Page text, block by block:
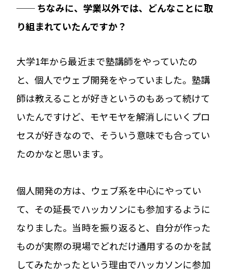
── ちなみに、学業以外では、どんなことに取
り組まれていたんですか？
大学1年から最近まで塾講師をやっていたの
と、個人でウェブ開発をやっていました。塾講
師は教えることが好きというのもあって続けて
いたんですけど、モヤモヤを解消しにいくプロ
セスが好きなので、そういう意味でも合ってい
たのかなと思います。
個人開発の方は、ウェブ系を中心にやってい
て、その延長でハッカソンにも参加するように
なりました。当時を振り返ると、自分が作った
ものが実際の現場でどれだけ通用するのかを試
してみたかったという理由でハッカソンに参加